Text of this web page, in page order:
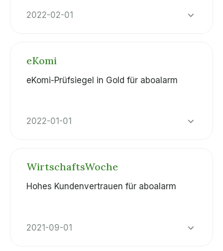
2022-02-01
eKomi
eKomi-Prüfsiegel in Gold für aboalarm
2022-01-01
WirtschaftsWoche
Hohes Kundenvertrauen für aboalarm
2021-09-01